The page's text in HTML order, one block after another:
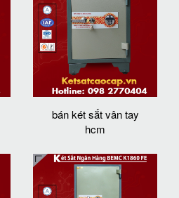
bán két sắt vân tay
hcm